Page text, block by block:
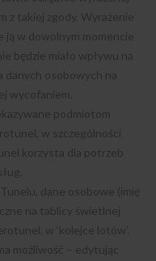
z takiej zgody. Wyrażenie
ją w dowolnym momencie
będzie miało wpływu na
danych osobowych na
wycofaniem.
podmiotom
w szczególności
korzysta dla potrzeb
dane osobowe (imię
na tablicy świetlnej
w ‘kolejce lotów’.
możliwość – edytując